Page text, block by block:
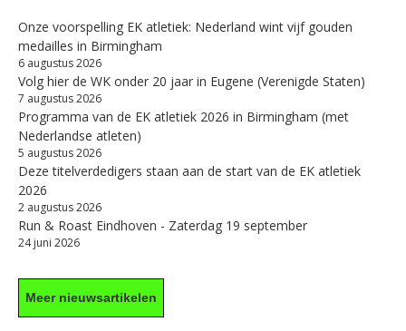
Onze voorspelling EK atletiek: Nederland wint vijf gouden
medailles in Birmingham
6 augustus 2026
Volg hier de WK onder 20 jaar in Eugene (Verenigde Staten)
7 augustus 2026
Programma van de EK atletiek 2026 in Birmingham (met
Nederlandse atleten)
5 augustus 2026
Deze titelverdedigers staan aan de start van de EK atletiek
2026
2 augustus 2026
Run & Roast Eindhoven - Zaterdag 19 september
24 juni 2026
Meer nieuwsartikelen